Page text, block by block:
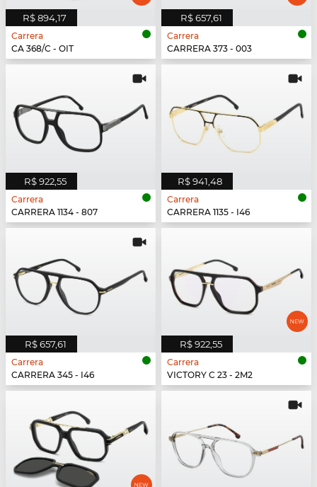
R$ 894,17
Carrera
CA 368/C - OIT
R$ 657,61
Carrera
CARRERA 373 - 003
R$ 922,55
Carrera
CARRERA 1134 - 807
R$ 941,48
Carrera
CARRERA 1135 - I46
R$ 657,61
Carrera
CARRERA 345 - I46
R$ 922,55
Carrera
VICTORY C 23 - 2M2